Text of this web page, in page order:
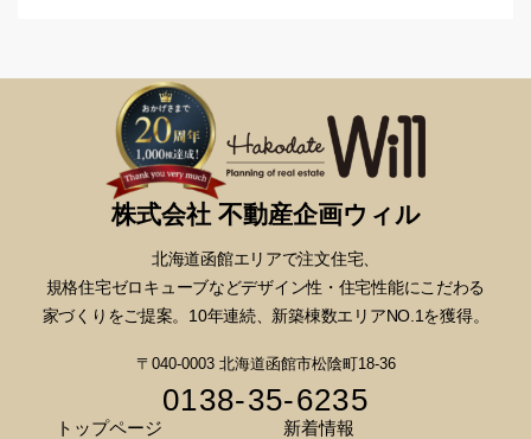
株式会社 不動産企画ウィル
北海道函館エリアで注文住宅、
規格住宅ゼロキューブなどデザイン性・ 住宅性能にこだわる
家づくりをご提案。10年連続、新築棟数エリアNO.1を獲得。
〒040-0003 北海道函館市松陰町18-36
0138-35-6235
トップページ 新着情報